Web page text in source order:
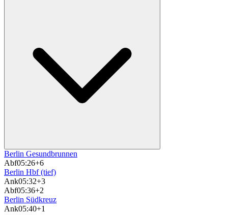
Berlin Gesundbrunnen
Abf05:26+6
Berlin Hbf (tief)
Ank05:32+3
Abf05:36+2
Berlin Südkreuz
Ank05:40+1